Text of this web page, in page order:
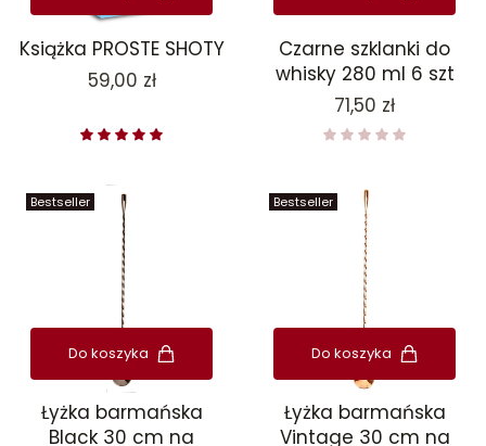
Książka PROSTE SHOTY
Cena
59,00 zł
Czarne szklanki do
whisky 280 ml 6 szt
Cena
71,50 zł
Bestseller
Do koszyka
Łyżka barmańska
Black 30 cm na
Bestseller
Do koszyka
Łyżka barmańska
Vintage 30 cm na